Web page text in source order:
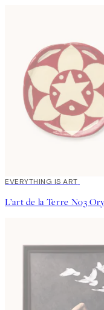
EVERYTHING IS ART